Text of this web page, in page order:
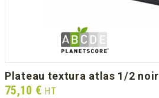
plateau textura atlas 1/2 noir
Prix
75,10 € HT